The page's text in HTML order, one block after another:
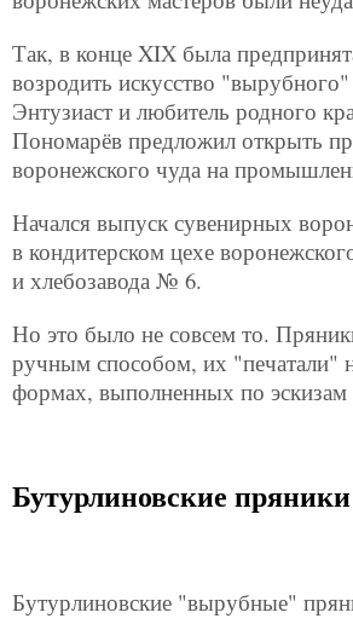
Так, в конце XIX была
возродить искусство
Энтузиаст и любитель родного
Пономарёв предложил открыть
воронежского чуда на
Начался выпуск сувенирных
в кондитерском цехе
и хлебозавода № 6.
Но это было не совсем то.
ручным способом, их "печатали"
формах, выполненных по
Бутурлиновские пряники
Бутурлиновские "вырубные"